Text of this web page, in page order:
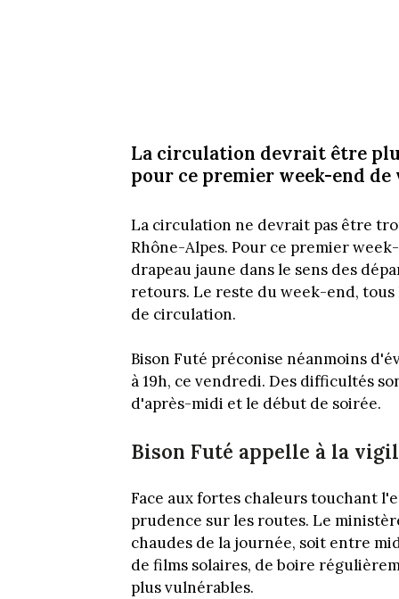
La circulation devrait être
pour ce premier week-end de
La circulation ne devrait pas être
Rhône-Alpes. Pour ce premier
drapeau jaune dans le sens des
retours. Le reste du week-end, tous
de circulation.
Bison Futé préconise néanmoins
à 19h, ce vendredi. Des difficultés
d'après-midi et le début de soirée.
Bison Futé appelle à la
Face aux fortes chaleurs touchant
prudence sur les routes. Le
chaudes de la journée, soit entre
de films solaires, de boire
plus vulnérables.